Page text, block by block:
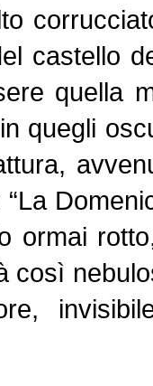
castello
quella
quegli
ormai
così